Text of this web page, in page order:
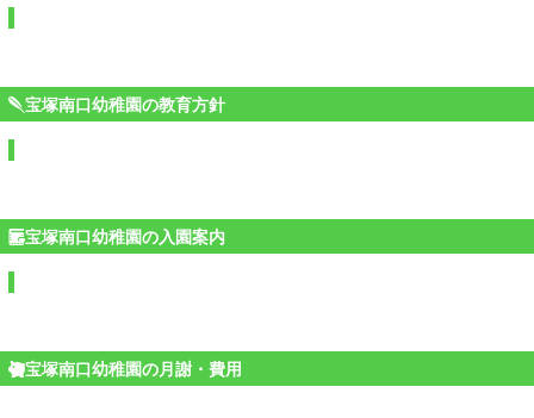
宝塚南口幼稚園の教育方針
宝塚南口幼稚園の入園案内
宝塚南口幼稚園の月謝・費用